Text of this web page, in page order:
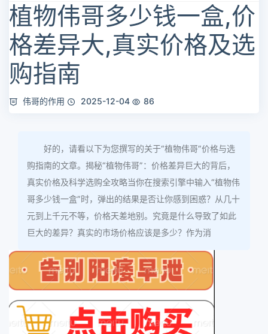
植物伟哥多少钱一盒,价
格差异大,真实价格及选
购指南
伟哥的作用 2025-12-04 86
好的，请看以下为您撰写的关于“植物伟哥”价格与选
购指南的文章。揭秘“植物伟哥”：价格差异巨大的背后，
真实价格及科学选购全攻略当你在搜索引擎中输入“植物伟
哥多少钱一盒”时，弹出的结果是否让你感到困惑？从几十
元到上千元不等，价格天差地别。究竟是什么导致了如此
巨大的差异？真实的市场价格应该是多少？作为消